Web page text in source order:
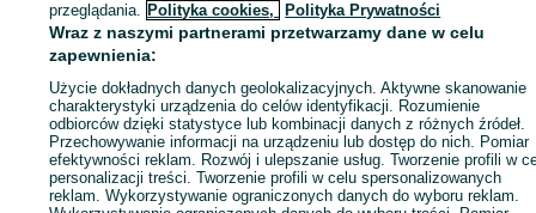
KATEGORIA
ID:1072845580 Wyświetlenia:
Kup
przeglądania. Polityka cookies, Polityka Prywatności
Wraz z naszymi partnerami przetwarzamy dane w celu
zapewnienia:
Użycie dokładnych danych geolokalizacyjnych. Aktywne skanowanie
charakterystyki urządzenia do celów identyfikacji. Rozumienie
odbiorców dzięki statystyce lub kombinacji danych z różnych źródeł.
Przechowywanie informacji na urządzeniu lub dostęp do nich. Pomiar
efektywności reklam. Rozwój i ulepszanie usług. Tworzenie profili w
personalizacji treści. Tworzenie profili w celu spersonalizowanych
reklam. Wykorzystywanie ograniczonych danych do wyboru reklam.